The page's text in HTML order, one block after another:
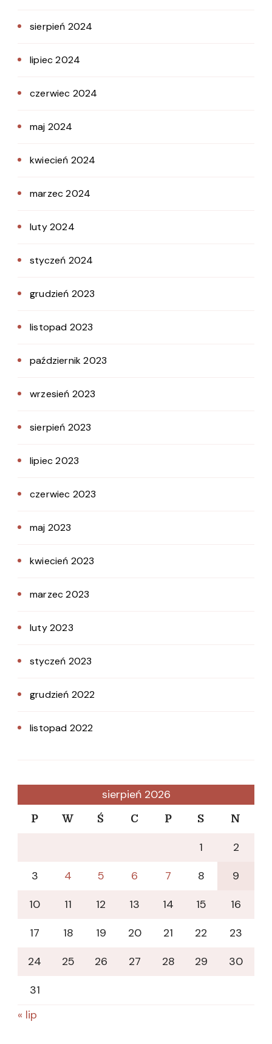
sierpień 2024
lipiec 2024
czerwiec 2024
maj 2024
kwiecień 2024
marzec 2024
luty 2024
styczeń 2024
grudzień 2023
listopad 2023
październik 2023
wrzesień 2023
sierpień 2023
lipiec 2023
czerwiec 2023
maj 2023
kwiecień 2023
marzec 2023
luty 2023
styczeń 2023
grudzień 2022
listopad 2022
sierpień 2026
P W Ś C P S N
1
2
3
4 5 6 7 8
9
10
11 12 13 14 15
16
17
18 19 20 21 22
23
24
25 26 27 28 29
30
31
« lip